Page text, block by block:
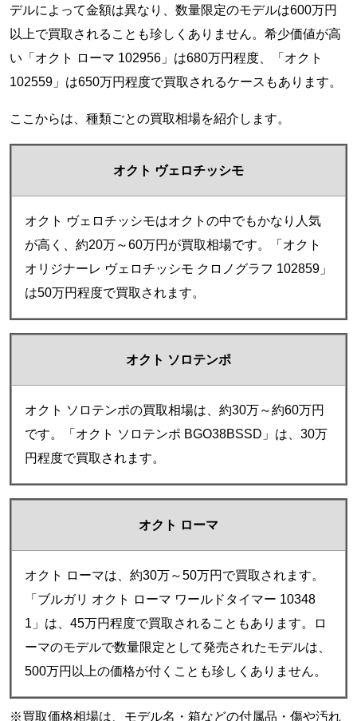
デルによって金額は異なり、数量限定のモデルは600万円
以上で買取されることも珍しくありません。希少価値が高
い「オクト ローマ 102956」は680万円程度、「オクト
102559」は650万円程度で買取されるケースもあります。
ここからは、種類ごとの買取相場を紹介します。
オクト ヴェロチッシモ
オクト ヴェロチッシモはオクトの中でもかなり人気
が高く、約20万～60万円が買取相場です。「オクト
オリジナーレ ヴェロチッシモ クロノグラフ 102859」
は50万円程度で買取されます。
オクト ソロテンポ
オクト ソロテンポの買取相場は、約30万～約60万円
です。「オクト ソロテンポ BGO38BSSD」は、30万
円程度で買取されます。
オクト ローマ
オクト ローマは、約30万～50万円で買取されます。
「ブルガリ オクト ローマ ワールドタイマー 10348
1」は、45万円程度で買取されることもあります。ロ
ーマのモデルで数量限定として発売されたモデルは、
500万円以上の価格が付くことも珍しくありません。
※買取価格相場は、モデル名・箱などの付属品・傷や汚れ